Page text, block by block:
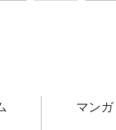
マンガ